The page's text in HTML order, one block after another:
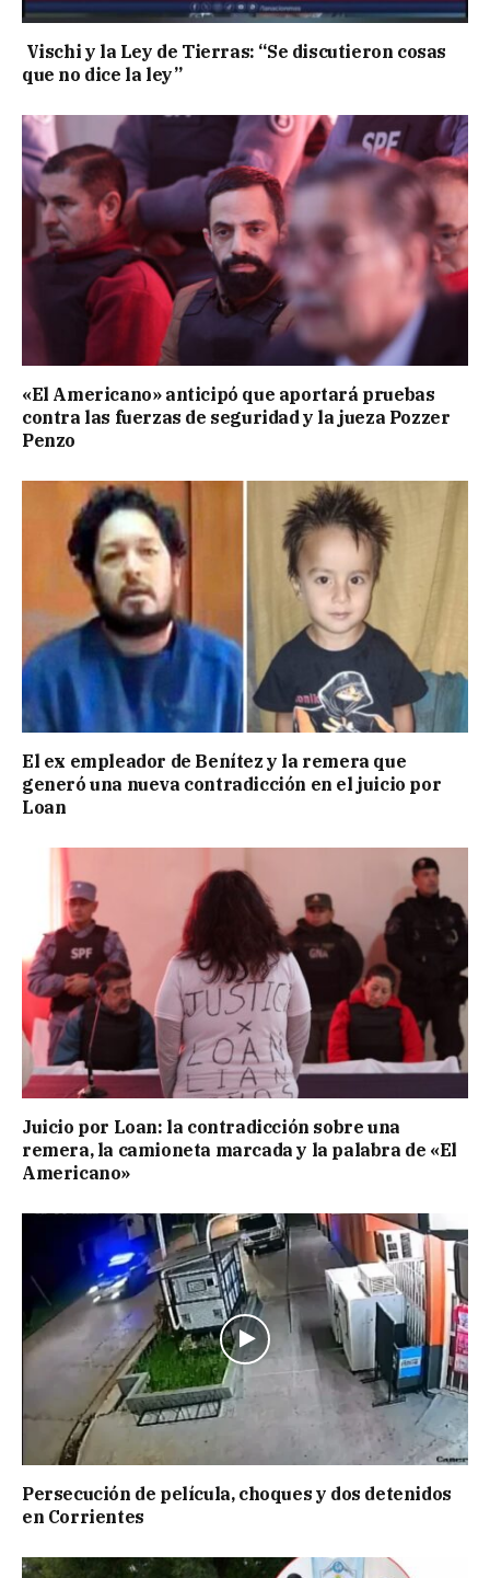
Vischi y la Ley de Tierras: “Se discutieron cosas
que no dice la ley”
«El Americano» anticipó que aportará pruebas
contra las fuerzas de seguridad y la jueza Pozzer
Penzo
El ex empleador de Benítez y la remera que
generó una nueva contradicción en el juicio por
Loan
Juicio por Loan: la contradicción sobre una
remera, la camioneta marcada y la palabra de «El
Americano»
Persecución de película, choques y dos detenidos
en Corrientes